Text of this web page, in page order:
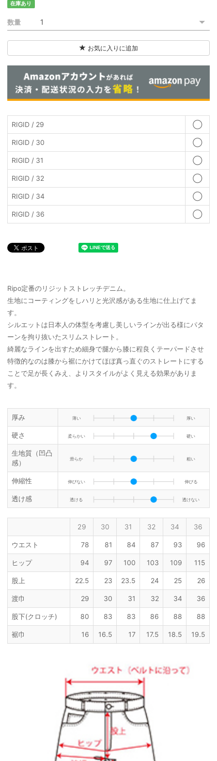
在庫あり
数量
お気に入りに追加
RIGID / 29 ◯
RIGID / 30 ◯
RIGID / 31 ◯
RIGID / 32 ◯
RIGID / 34 ◯
RIGID / 36 ◯
Ripo定番のリジットストレッチデニム。
生地にコーティングをしハリと光沢感がある生地に仕上げてま
す。
シルエットは日本人の体型を考慮し美しいラインが出る様にパタ
ーンを拘り抜いたスリムストレート。
綺麗なラインを出すため細身で腿から膝に程良くテーパードさせ
特徴的なのは膝から裾にかけてほぼ真っ直ぐのストレートにする
ことで足が長くみえ、よりスタイルがよく見える効果がありま
す。
厚み 薄い 厚い
硬さ 柔らかい 硬い
生地質（凹凸
感）
滑らか 粗い
伸縮性 伸びない 伸びる
透け感 透ける 透けない
29 30 31 32 34 36
ウエスト 78 81 84 87 93 96
ヒップ 94 97 100 103 109 115
股上 22.5 23 23.5 24 25 26
渡巾 29 30 31 32 34 36
股下(クロッチ) 80 83 83 86 88 88
裾巾 16 16.5 17 17.5 18.5 19.5